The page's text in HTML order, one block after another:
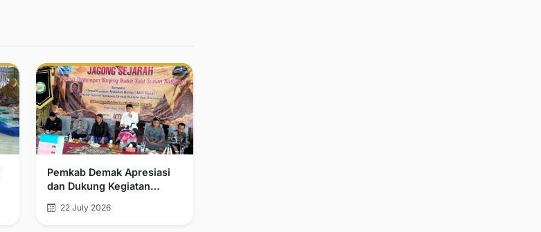
Pemkab Demak Apresiasi
dan Dukung Kegiatan
22 July 2026